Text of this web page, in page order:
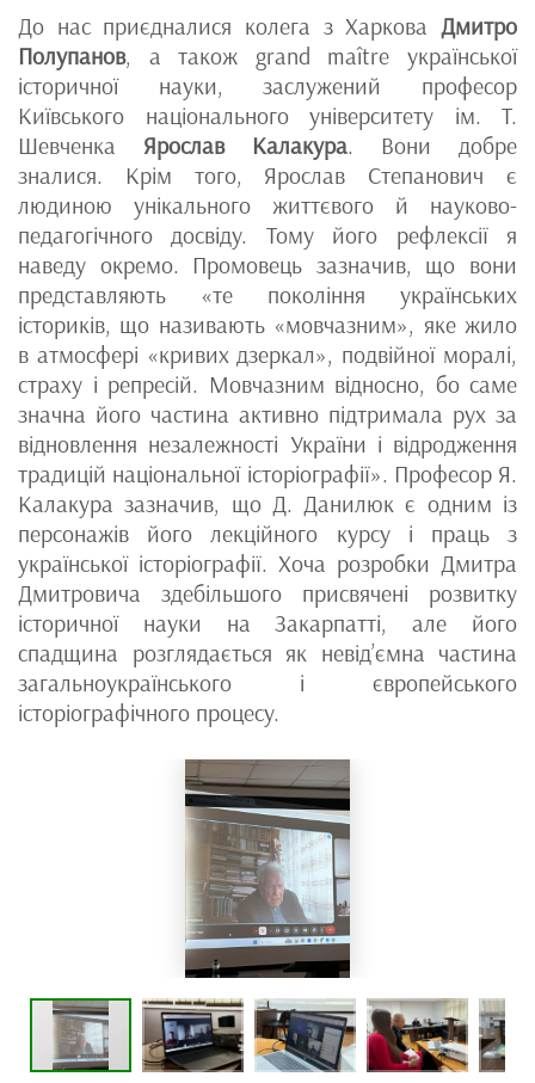
До нас приєдналися колега з Харкова Дмитро
Полупанов, а також grand maître української
історичної науки, заслужений професор
Київського національного університету ім. Т.
Шевченка Ярослав Калакура. Вони добре
зналися. Крім того, Ярослав Степанович є
людиною унікального життєвого й науково-
педагогічного досвіду. Тому його рефлексії я
наведу окремо. Промовець зазначив, що вони
представляють «те покоління українських
істориків, що називають «мовчазним», яке жило
в атмосфері «кривих дзеркал», подвійної моралі,
страху і репресій. Мовчазним відносно, бо саме
значна його частина активно підтримала рух за
відновлення незалежності України і відродження
традицій національної історіографії». Професор Я.
Калакура зазначив, що Д. Данилюк є одним із
персонажів його лекційного курсу і праць з
української історіографії. Хоча розробки Дмитра
Дмитровича здебільшого присвячені розвитку
історичної науки на Закарпатті, але його
спадщина розглядається як невід’ємна частина
загальноукраїнського і європейського
історіографічного процесу.